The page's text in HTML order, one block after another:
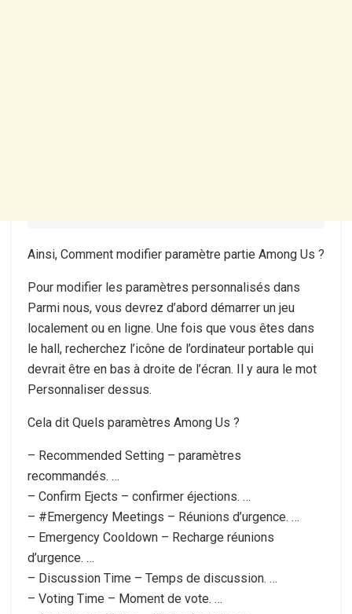
Ainsi, Comment modifier paramètre partie Among Us ?
Pour modifier les paramètres personnalisés dans
Parmi nous, vous devrez d’abord démarrer un jeu
localement ou en ligne. Une fois que vous êtes dans
le hall, recherchez l’icône de l’ordinateur portable qui
devrait être en bas à droite de l’écran. Il y aura le mot
Personnaliser dessus.
Cela dit Quels paramètres Among Us ?
– Recommended Setting – paramètres
recommandés. …
– Confirm Ejects – confirmer éjections. …
– #Emergency Meetings – Réunions d’urgence. …
– Emergency Cooldown – Recharge réunions
d’urgence. …
– Discussion Time – Temps de discussion. …
– Voting Time – Moment de vote. …